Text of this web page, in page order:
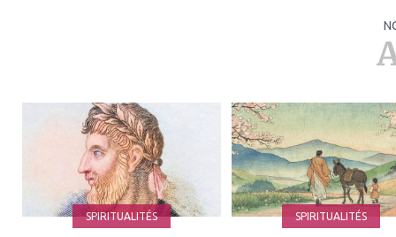
SPIRITUALITÉS
à
mes
favoris
SPIRITUALITÉS